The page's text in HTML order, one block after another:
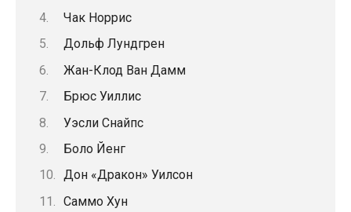
Чак Норрис
Дольф Лундгрен
Жан-Клод Ван Дамм
Брюс Уиллис
Уэсли Снайпс
Боло Йенг
Дон «Дракон» Уилсон
Саммо Хун